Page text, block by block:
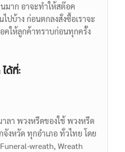
มาก อาจะทำให้สต๊อค
ปบ้าง ก่อนตกลงสั่งซื้อเราจะ
ให้ลูกค้าทราบก่อนทุกครั้ง
ด้ที่:
ลา พวงหรีดของใช้ พวงหรีด
งหวัด ทุกอำเภอ ทั่วไทย โดย
Funeral-wreath, Wreath